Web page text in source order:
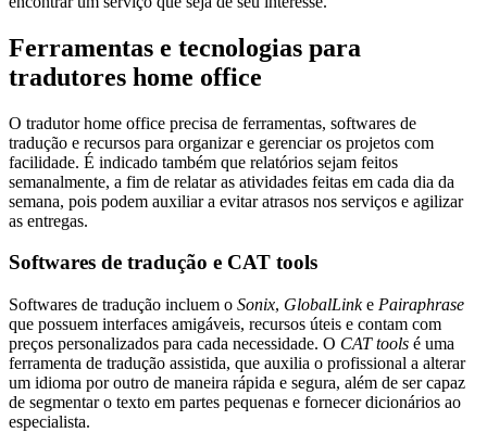
Ferramentas e tecnologias para
tradutores home office
O tradutor home office precisa de ferramentas, softwares de
tradução e recursos para organizar e gerenciar os projetos com
facilidade. É indicado também que relatórios sejam feitos
semanalmente, a fim de relatar as atividades feitas em cada dia da
semana, pois podem auxiliar a evitar atrasos nos serviços e agilizar
as entregas.
Softwares de tradução e CAT tools
Softwares de tradução incluem o Sonix, GlobalLinke Pairaphrase
que possuem interfaces amigáveis, recursos úteis e contam com
preços personalizados para cada necessidade. O CAT tools é uma
ferramenta de tradução assistida, que auxilia o profissional a alterar
um idioma por outro de maneira rápida e segura, além de ser capaz
de segmentar o texto em partes pequenas e fornecer dicionários ao
especialista.